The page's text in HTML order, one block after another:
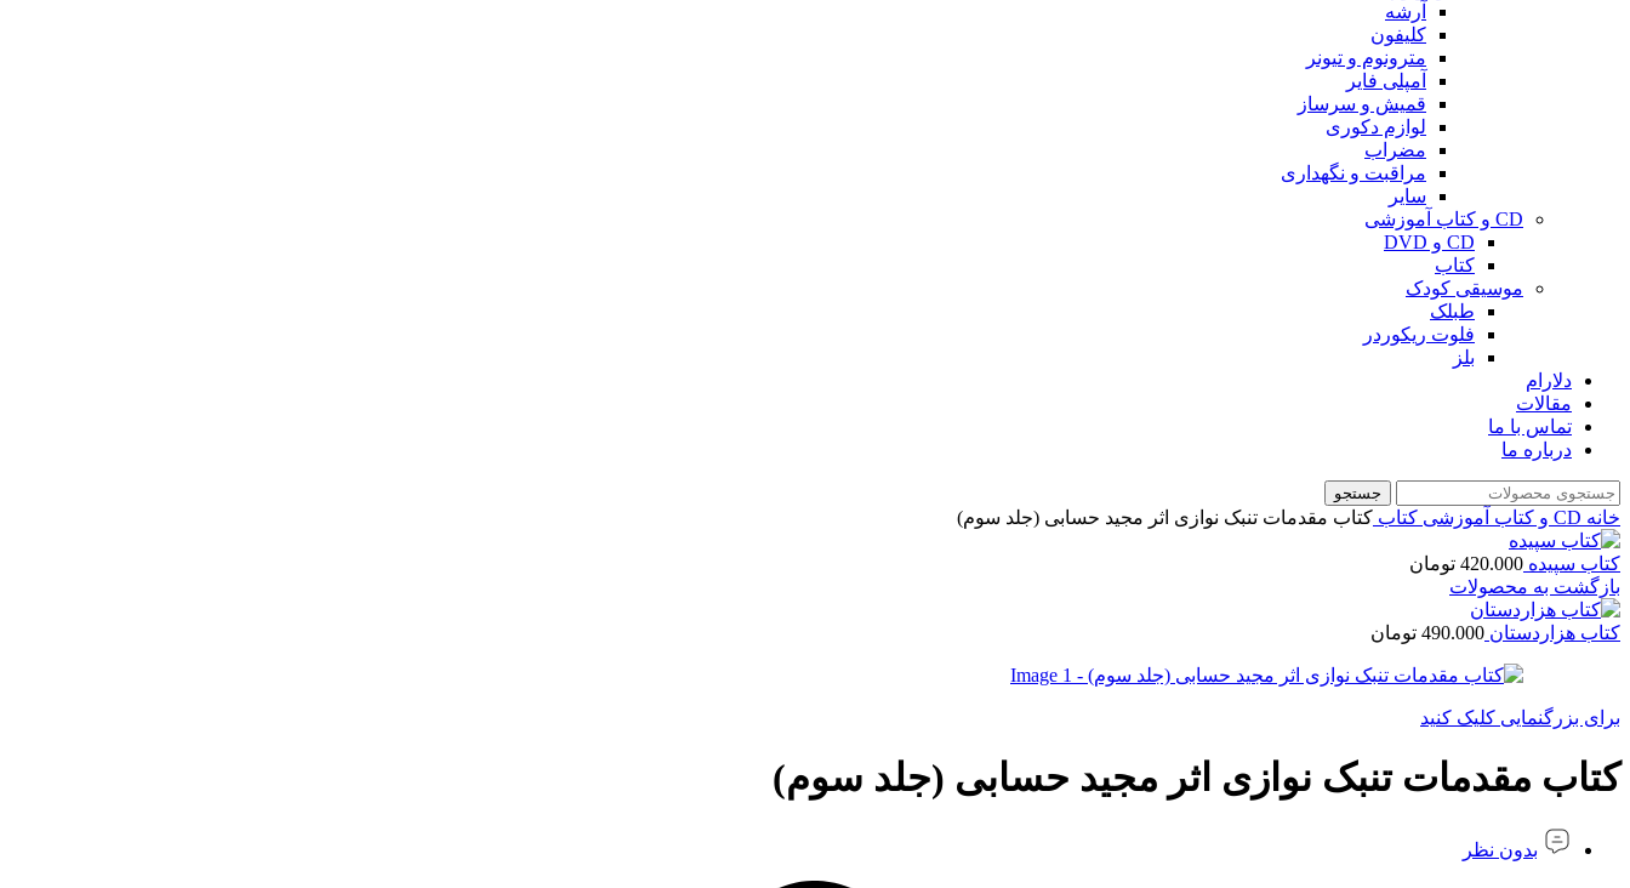
آرشه
کلیفون
مترونوم و تیونر
آمپلی فایر
قمیش و سرساز
لوازم دکوری
مضراب
مراقبت و نگهداری
سایر
CD و کتاب آموزشی
CD و DVD
کتاب
موسیقی کودک
طبلک
فلوت ریکوردر
بلز
دلارام
مقالات
تماس با ما
درباره ما
جستجو
خانه CD و کتاب آموزشی کتاب کتاب مقدمات تنبک نوازی اثر مجید حسابی (جلد سوم)
کتاب سپیده 420.000 تومان
بازگشت به محصولات
کتاب هزاردستان 490.000 تومان
برای بزرگنمایی کلیک کنید
کتاب مقدمات تنبک نوازی اثر مجید حسابی (جلد سوم)
بدون نظر